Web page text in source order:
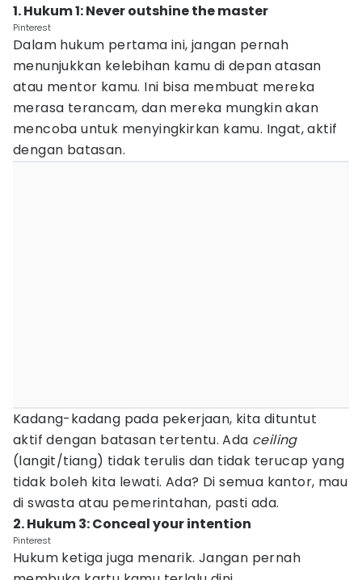
1. Hukum 1: Never outshine the master
Pinterest
Dalam hukum pertama ini, jangan pernah
menunjukkan kelebihan kamu di depan atasan
atau mentor kamu. Ini bisa membuat mereka
merasa terancam, dan mereka mungkin akan
mencoba untuk menyingkirkan kamu. Ingat, aktif
dengan batasan.
Kadang-kadang pada pekerjaan, kita dituntut
aktif dengan batasan tertentu. Ada ceiling
(langit/tiang) tidak terulis dan tidak terucap yang
tidak boleh kita lewati. Ada? Di semua kantor, mau
di swasta atau pemerintahan, pasti ada.
2. Hukum 3: Conceal your intention
Pinterest
Hukum ketiga juga menarik. Jangan pernah